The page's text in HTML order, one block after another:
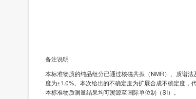
备注说明
本标准物质的纯品组分已通过核磁共振（NMR）、质谱
度为±1.0%。本次给出的不确定度为扩展合成不确定度，
本标准物质测量结果均可溯源至国际单位制（SI）。